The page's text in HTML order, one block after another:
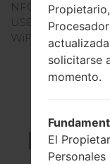
NFC
USB
WiFi
solicitarse
momento.
El